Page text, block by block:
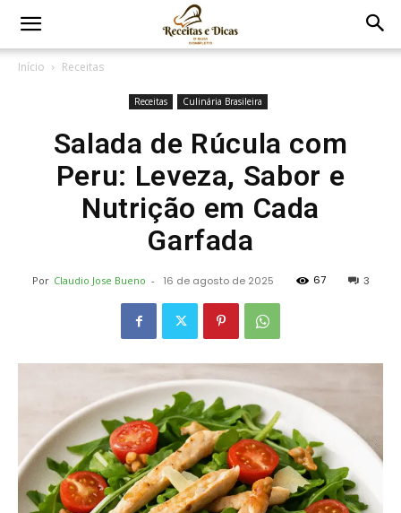
Início Receitas
Receitas Culinária Brasileira
Salada de Rúcula com
Peru: Leveza, Sabor e
Nutrição em Cada
Garfada
Por Claudio Jose Bueno - 16 de agosto de 2025 67 3